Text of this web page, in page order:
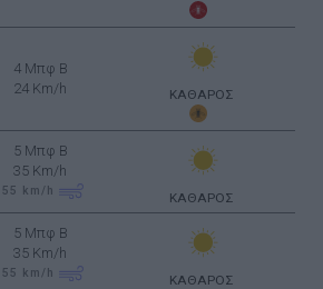
4 Μπφ B
24 Km/h
ΚΑΘΑΡΟΣ
5 Μπφ B
35 Km/h
55 km/h ΚΑΘΑΡΟΣ
5 Μπφ B
35 Km/h
55 km/h ΚΑΘΑΡΟΣ